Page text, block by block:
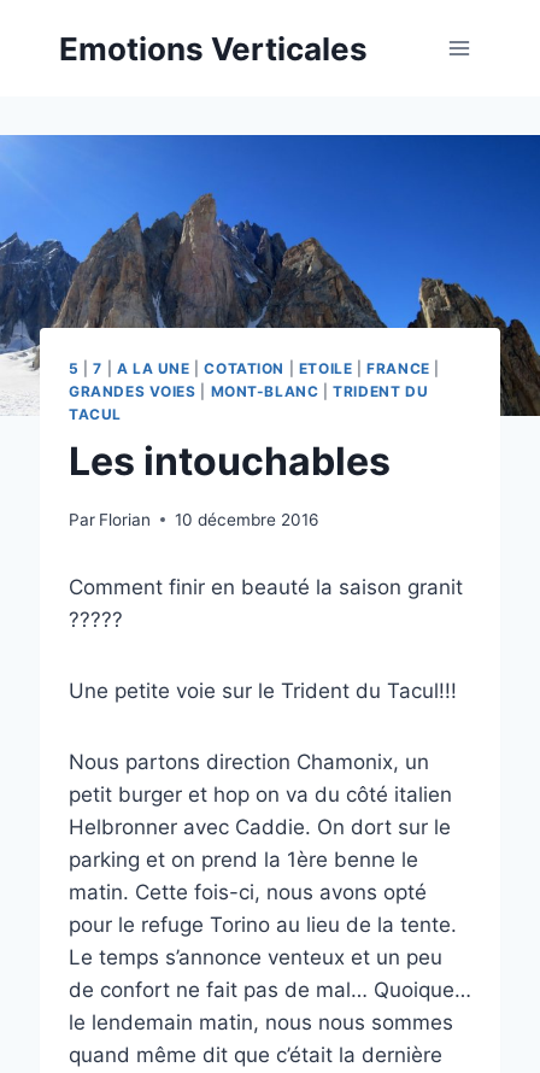
Emotions Verticales
5 |7 A LA UNE |COTATION ETOILE |FRANCE
GRANDES VOIES
MONT-BLANC |TRIDENT DU
TACUL
Les intouchables
Par Florian 10 décembre 2016
Comment finir en beauté la saison granit
?????
Une petite voie sur le Trident du Tacul!!!
Nous partons direction Chamonix, un
petit burger et hop on va du côté italien
Helbronner avec Caddie. On dort sur le
parking et on prend la 1ère benne le
matin. Cette fois-ci, nous avons opté
pour le refuge Torino au lieu de la tente.
Le temps s’annonce venteux et un peu
de confort ne fait pas de mal… Quoique…
le lendemain matin, nous nous sommes
quand même dit que c’était la dernière